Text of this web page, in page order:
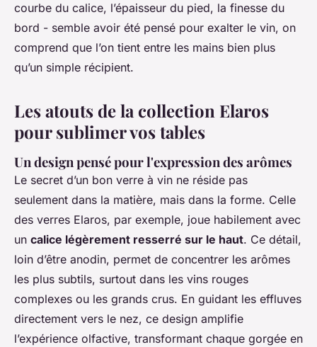
courbe du calice, l’épaisseur du pied, la finesse du
bord - semble avoir été pensé pour exalter le vin, on
comprend que l’on tient entre les mains bien plus
qu’un simple récipient.
Les atouts de la collection Elaros
pour sublimer vos tables
Un design pensé pour l'expression des arômes
Le secret d’un bon verre à vin ne réside pas
seulement dans la matière, mais dans la forme. Celle
des verres Elaros, par exemple, joue habilement avec
un calice légèrement resserré sur le haut. Ce détail,
loin d’être anodin, permet de concentrer les arômes
les plus subtils, surtout dans les vins rouges
complexes ou les grands crus. En guidant les effluves
directement vers le nez, ce design amplifie
l’expérience olfactive, transformant chaque gorgée en